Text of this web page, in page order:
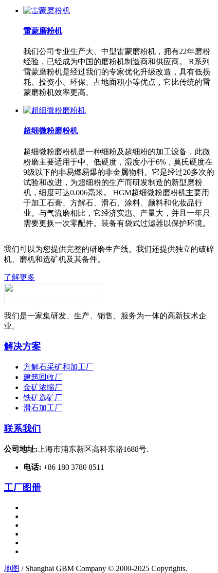
雷蒙磨粉机
我们公司专业生产大、中型雷蒙磨粉机，拥有22年磨粉
经验，已经成为中国的磨粉机制造商和供应商。 R系列
雷蒙磨粉机是经过我们的专家优化升级改造，具有低损
耗、投资小、环保、占地面积小等优点，它比传统的雷
蒙磨粉机效率更高。
超细微粉磨粉机
超细微粉磨粉机是一种细粉及超细粉的加工设备，此微
粉磨主要适用于中、低硬度，湿度小于6%，莫氏硬度在
9级以下的非易燃易爆的非金属物料。它是经过20多次的
试验和改进，为超细粉的生产而研发制造的新型磨粉
机，细度可达0.006毫米。 HGM超细微粉磨粉机主要用
于加工石膏、方解石、滑石、涂料、颜料和化妆品行
业。与气流磨相比，它经济实惠、产量大，并且一年只
需要更换一次零配件。装备有袋式过滤器以保护环境。
我们可以为您提供完整的研磨生产线。我们还提供独立的破碎
机、磨机和选矿机及其备件。
了解更多
我们是一家集研发、生产、销售、服务为一体的高新技术企
业。
解决方案
方解石采矿和加工厂
建筑回收厂
金矿浓缩厂
铁矿选矿厂
滑石加工厂
联系我们
公司地址: 上海市浦东新区高科东路1688号.
电话: +86 180 3780 8511
工厂图册
地图 / Shanghai GBM Company © 2000-2025 Copyrights.